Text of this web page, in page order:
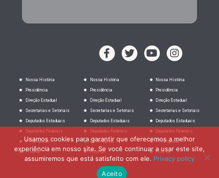
Nossa História
Presidência
Direção Estadual
Secretarias e Setoriais
Deputados Estaduais
Deputados Federais
PT Responde
Filie-se
Nossa História
Presidência
Direção Estadual
Secretarias e Setoriais
Deputados Estaduais
Deputados Federais
PT Responde
Filie-se
Nossa História
Presidência
Direção Estadual
Secretarias e Setoriais
Deputados Estaduais
Deputados Federais
PT Responde
Filie-se
Usamos cookies para garantir que oferecemos a melhor
experiência em nosso site. Se você continuar a usar este site,
assumiremos que está satisfeito com ele. Privacy policy
Aceito